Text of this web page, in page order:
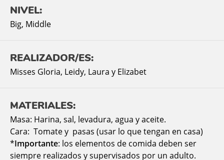
NIVEL:
Big, Middle
REALIZADOR/ES:
Misses Gloria, Leidy, Laura y Elizabet
MATERIALES:
Masa: Harina, sal, levadura, agua y aceite.
Cara: Tomate y pasas (usar lo que tengan en casa)
*Importante: los elementos de comida deben ser
siempre realizados y supervisados por un adulto.